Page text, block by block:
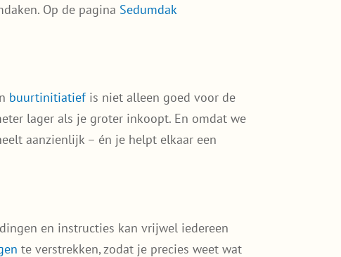
Op de pagina Sedumdak
buurtinitiatiefis niet alleen goed voor de
lager als je groter inkoopt. En omdat we
aanzienlijk – én je helpt elkaar een
en instructies kan vrijwel iedereen
te verstrekken, zodat je precies weet wat